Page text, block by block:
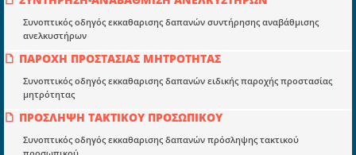
Συνοπτικός οδηγός εκκαθαρισης δαπανών συντήρησης αναβάθμισης
ανελκυστήρων
ΠΑΡΟΧΗ ΠΡΟΣΤΑΣΙΑΣ ΜΗΤΡΟΤΗΤΑΣ
Συνοπτικός οδηγός εκκαθαρισης δαπανών ειδικής παροχής προστασίας
μητρότητας
ΠΡΟΣΛΗΨΗ ΤΑΚΤΙΚΟΥ ΠΡΟΣΩΠΙΚΟΥ
Συνοπτικός οδηγός εκκαθαρισης δαπανών πρόσληψης τακτικού
Ποιοί είμαστε;
Μια πολυετής εθελοντική προσπάθεια που
μετατράπηκε σε επιχειρηματική οντότητα και φιλοδοξεί να συμβάλλει
στην διάδοση της γνώσης.
Ενότητες